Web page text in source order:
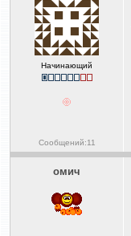
Начинающий
Сообщений:11
омич